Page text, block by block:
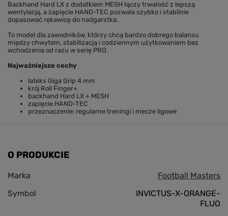
Backhand Hard LX z dodatkiem MESH łączy trwałość z lepszą
wentylacją, a zapięcie HAND-TEC pozwala szybko i stabilnie
dopasować rękawicę do nadgarstka.
To model dla zawodników, którzy chcą bardzo dobrego balansu
między chwytem, stabilizacją i codziennym użytkowaniem bez
wchodzenia od razu w serię PRO.
Najważniejsze cechy
lateks Giga Grip 4 mm
krój Roll Finger+
backhand Hard LX + MESH
zapięcie HAND-TEC
przeznaczenie: regularne treningi i mecze ligowe
O PRODUKCIE
Marka
Football Masters
Symbol
INVICTUS-X-ORANGE-
FLUO